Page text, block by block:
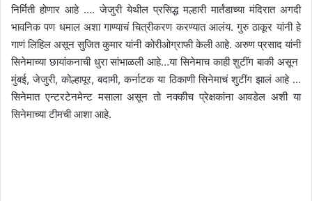
निर्मिती होणार आहे …. जेजुरी येथील प्रसिद्ध मल्हारी मार्तंडाच्या मंदिरात अगदी
भावनिक पण धमाल अशा गाण्याचं चित्रीकरण करण्यात आलंय. गुरु ठाकूर यांनी हे
गाणं लिहिल असून सुजित कुमार यांनी कोरीओग्राफी केली आहे. अरुण प्रसाद यांनी
सिनेमाच्या छायांकनाची धुरा सांभाळली आहे…या सिनेमाच काही शुटींग बाकी असून
मुंबई, जेजुरी, कोल्हापूर, बदामी, कर्नाटक या ठिकाणी सिनेमाचं शुटींग झालं आहे …
सिनेमात एन्टरटेनमेन्ट मसाला असून तो नक्कीच प्रेक्षकांना आवडेल अशी या
सिनेमाच्या टीमची आशा आहे.